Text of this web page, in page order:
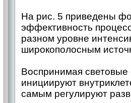
На рис. 5 приведены
эффективность
разном уровне
широкополосным
Воспринимая
инициируют
самым регулируют